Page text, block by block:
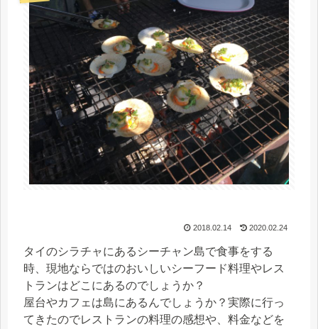
2018.02.14 2020.02.24
タイのシラチャにあるシーチャン島で食事をする
時、現地ならではのおいしいシーフード料理やレス
トランはどこにあるのでしょうか？
屋台やカフェは島にあるんでしょうか？実際に行っ
てきたのでレストランの料理の感想や、料金などを